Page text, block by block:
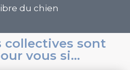
du chien
collectives sont
vous si…